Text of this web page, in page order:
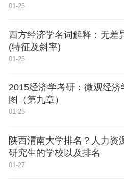
带给考生更多的接受高等教
春季高考有利于延缓社会就
质教育创造了宽松的环境、
春季高考包括学考录取、高
取。其中面向普通高中生的
考只考语数英三科，每科
春考和夏考录取的学生都是
01-25
西方经济学名词解释：无差
(特征及斜率)
01-25
2015经济学考研：微观经济
图（第九章）
01-25
陕西渭南大学排名？人力资
研究生的学校以及排名
01-27